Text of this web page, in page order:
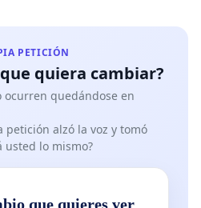
PETICIÓN
quiera cambiar?
ocurren quedándose en
petición alzó la voz y tomó
usted lo mismo?
que quieres ver